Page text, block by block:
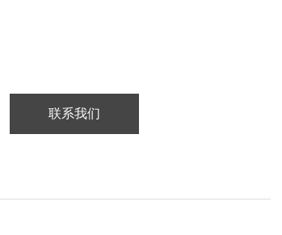
联系我们